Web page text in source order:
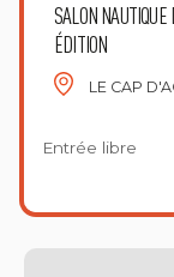
SALON
ÉDITION
LE CAP
Entrée libre